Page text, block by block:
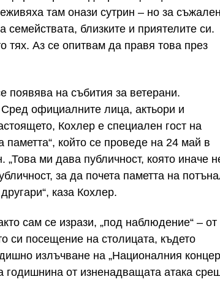
там онази сутрин – но за
семействата, близките и приятелите си.
тях. Аз се опитвам да правя това през
появява на събития за ветерани.
официалните лица, актьори и
Кохлер е специален гост на
който се проведе на 24 май в
ми дава публичност, която иначе
за да почета паметта на
каза Кохлер.
сам се изрази, „под наблюдение“ – от
си посещение на столицата, където
излъчване на „Националния
годишнина от изненадващата атака